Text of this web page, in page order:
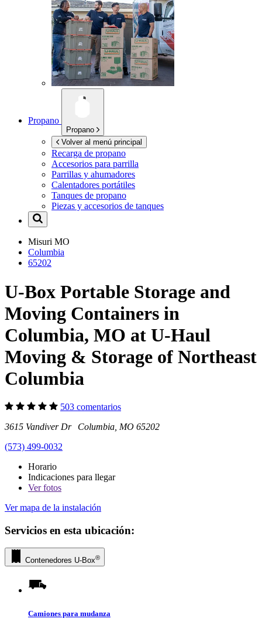
Propano
Propano
Volver al menú principal
Recarga de propano
Accesorios para parrilla
Parrillas y ahumadores
Calentadores portátiles
Tanques de propano
Piezas y accesorios de tanques
Misuri MO
Columbia
65202
U-Box Portable Storage and
Moving Containers in
Columbia, MO at U-Haul
Moving & Storage of Northeast
Columbia
503 comentarios
3615 Vandiver Dr Columbia, MO 65202
(573) 499-0032
Horario
Indicaciones para llegar
Verfotos
Ver mapa de la instalación
Servicios en esta ubicación:
Contenedores U-Box®
Camiones para mudanza